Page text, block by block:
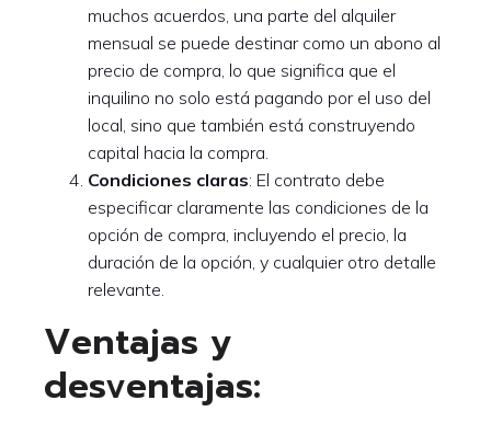
muchos acuerdos, una parte del alquiler
mensual se puede destinar como un abono al
precio de compra, lo que significa que el
inquilino no solo está pagando por el uso del
local, sino que también está construyendo
capital hacia la compra.
Condiciones claras: El contrato debe
especificar claramente las condiciones de la
opción de compra, incluyendo el precio, la
duración de la opción, y cualquier otro detalle
relevante.
Ventajas y
desventajas: